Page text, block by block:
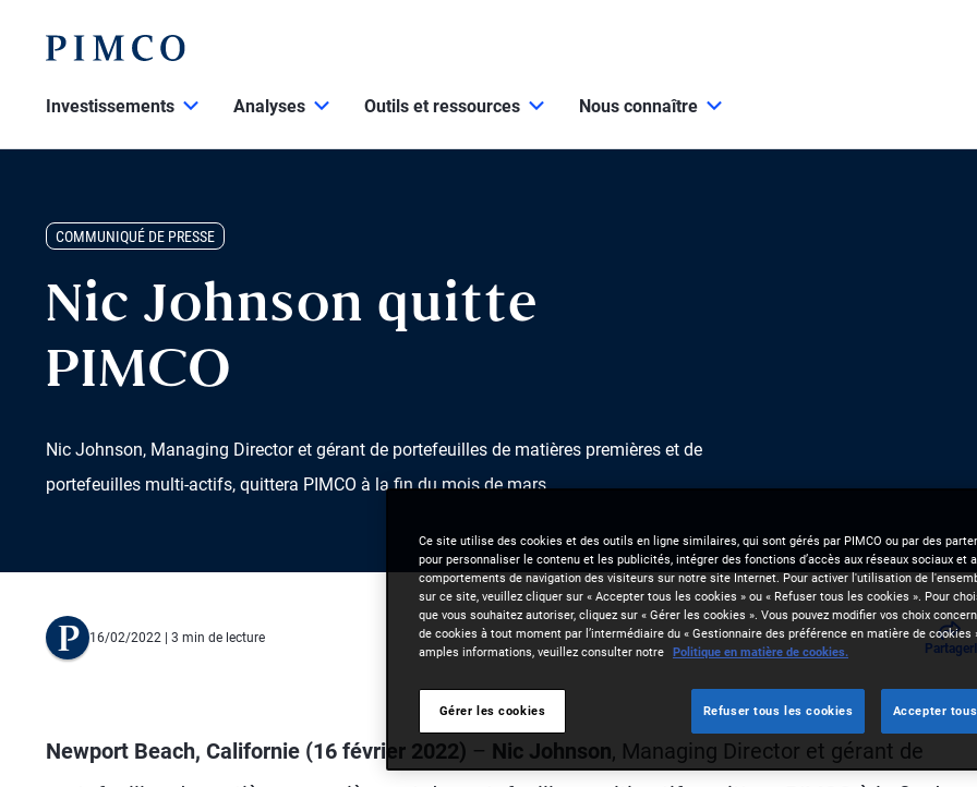
Investissements Analyses Outils et ressources Nous connaître
COMMUNIQUÉ DE PRESSE
Nic Johnson quitte
PIMCO
Nic Johnson, Managing Director et gérant de portefeuilles de matières premières et de
portefeuilles multi-actifs, quittera PIMCO à la fin du mois de mars
16/02/2022 | 3 min de lecture
Partager
Newport Beach, Californie (16 février 2022) – Nic Johnson, Managing Director et gérant de
Ce site utilise des cookies et des outils en ligne similaires, qui sont gérés par PIMCO ou par des
pour personnaliser le contenu et les publicités, intégrer des fonctions d’accès aux réseaux sociaux et
comportements de navigation des visiteurs sur notre site Internet. Pour activer l'utilisation de
sur ce site, veuillez cliquer sur « Accepter tous les cookies » ou « Refuser tous les cookies ». Pour
que vous souhaitez autoriser, cliquez sur « Gérer les cookies ». Vous pouvez modifier vos choix
de cookies à tout moment par l’intermédiaire du « Gestionnaire des préférence en matière de cookies
amples informations, veuillez consulter notre Politique en matière de cookies.
Gérer les cookies Refuser tous les cookies Accepter